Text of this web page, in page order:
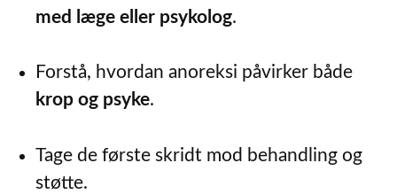
med læge eller psykolog.
Forstå, hvordan anoreksi påvirker både
krop og psyke.
Tage de første skridt mod behandling og
støtte.